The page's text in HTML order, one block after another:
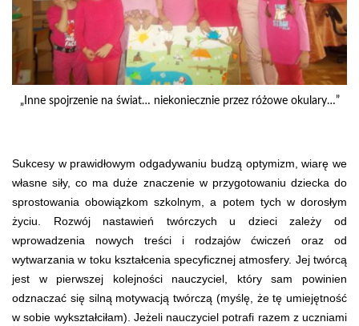
„Inne spojrzenie na świat… niekoniecznie przez różowe okulary…”
Sukcesy w prawidłowym odgadywaniu budzą optymizm, wiarę we
własne siły, co ma duże znaczenie w przygotowaniu dziecka do
sprostowania obowiązkom szkolnym, a potem tych w dorosłym
życiu. Rozwój nastawień twórczych u dzieci zależy od
wprowadzenia nowych treści i rodzajów ćwiczeń oraz od
wytwarzania w toku kształcenia specyficznej atmosfery. Jej twórcą
jest w pierwszej kolejności nauczyciel, który sam powinien
odznaczać się silną motywacją twórczą (myślę, że tę umiejętność
w sobie wykształciłam). Jeżeli nauczyciel potrafi razem z uczniami